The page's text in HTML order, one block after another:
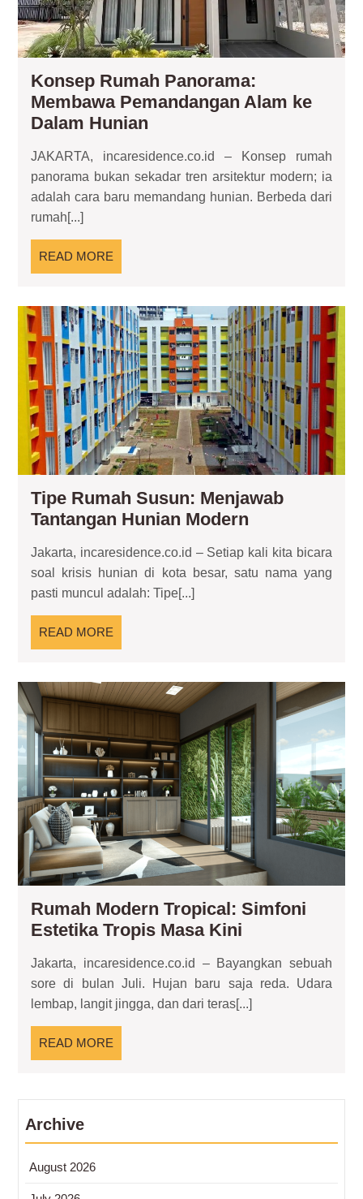
Konsep Rumah Panorama:
Membawa Pemandangan Alam ke
Dalam Hunian
Panorama:
Membawa
Pemandangan
JAKARTA, incaresidence.co.id – Konsep rumah
panorama bukan sekadar tren arsitektur modern; ia
adalah cara baru memandang hunian. Berbeda dari
rumah[...]
READ MORE
MORE
Tipe Rumah Susun: Menjawab
Tantangan Hunian Modern
Susun:
Menjawab
Jakarta, incaresidence.co.id – Setiap kali kita bicara
soal krisis hunian di kota besar, satu nama yang
pasti muncul adalah: Tipe[...]
READ MORE
MORE
Kini
Rumah Modern Tropical: Simfoni
Estetika Tropis Masa Kini
Tropical:
Simfoni
Estetika
Jakarta, incaresidence.co.id – Bayangkan sebuah
sore di bulan Juli. Hujan baru saja reda. Udara
lembap, langit jingga, dan dari teras[...]
READ MORE
MORE
Archive
August 2026